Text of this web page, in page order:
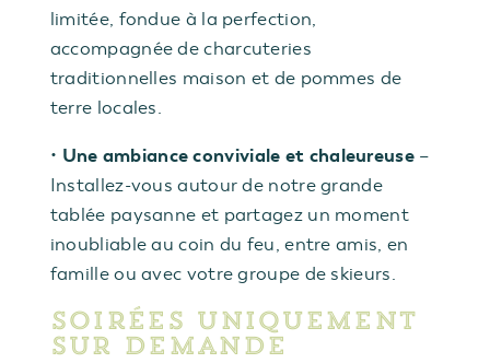
limitée, fondue à la perfection,
accompagnée de charcuteries
traditionnelles maison et de pommes de
terre locales.
• Une ambiance conviviale et chaleureuse–
Installez-vous autour de notre grande
tablée paysanne et partagez un moment
inoubliable au coin du feu, entre amis, en
famille ou avec votre groupe de skieurs.
Soirées uniquement
sur demande